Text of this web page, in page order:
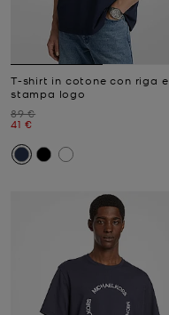
T-shirt in cotone con riga e
stampa logo
Prezzo iniziale
89 €
Prezzo attuale
41 €